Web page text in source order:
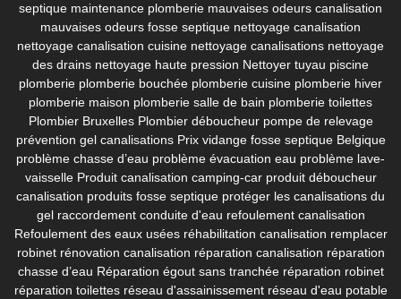
septique maintenance plomberie mauvaises odeurs canalisation
mauvaises odeurs fosse septique nettoyage canalisation
nettoyage canalisation cuisine nettoyage canalisations nettoyage
des drains nettoyage haute pression Nettoyer tuyau piscine
plomberie plomberie bouchée plomberie cuisine plomberie hiver
plomberie maison plomberie salle de bain plomberie toilettes
Plombier Bruxelles Plombier déboucheur pompe de relevage
prévention gel canalisations Prix vidange fosse septique Belgique
problème chasse d’eau problème évacuation eau problème lave-
vaisselle Produit canalisation camping-car produit déboucheur
canalisation produits fosse septique protéger les canalisations du
gel raccordement conduite d'eau refoulement canalisation
Refoulement des eaux usées réhabilitation canalisation remplacer
robinet rénovation canalisation réparation canalisation réparation
chasse d’eau Réparation égout sans tranchée réparation robinet
réparation toilettes réseau d'assainissement réseau d'eau potable